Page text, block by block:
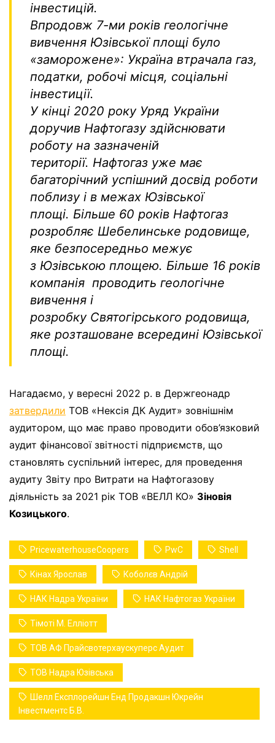
інвестицій.
Впродовж 7-ми років геологічне
вивчення Юзівської площі було
«заморожене»: Україна втрачала газ,
податки, робочі місця, соціальні
інвестиції.
У кінці 2020 року Уряд України
доручив Нафтогазу здійснювати
роботу на зазначеній
території. Нафтогаз уже має
багаторічний успішний досвід роботи
поблизу і в межах Юзівської
площі. Більше 60 років Нафтогаз
розробляє Шебелинське родовище,
яке безпосередньо межує
з Юзівською площею. Більше 16 років
компанія проводить геологічне
вивчення і
розробку Святогірського родовища,
яке розташоване всередині Юзівської
площі.
Нагадаємо, у вересні 2022 р. в Держгеонадр
затвердили ТОВ «Нексія ДК Аудит» зовнішнім
аудитором, що має право проводити обов’язковий
аудит фінансової звітності підприємств, що
становлять суспільний інтерес, для проведення
аудиту Звіту про Витрати на Нафтогазову
діяльність за 2021 рік ТОВ «ВЕЛЛ КО» Зіновія
Козицького.
PricewaterhouseCoopers PwC Shell
Кінах Ярослав Коболєв Андрій
НАК Надра України НАК Нафтогаз України
Тімоті М. Елліотт
ТОВ АФ Прайсвотерхаускуперс Аудит
ТОВ Надра Юзівська
Шелл Експлорейшн Енд Продакшн Юкрейн
Інвестментс Б.В.